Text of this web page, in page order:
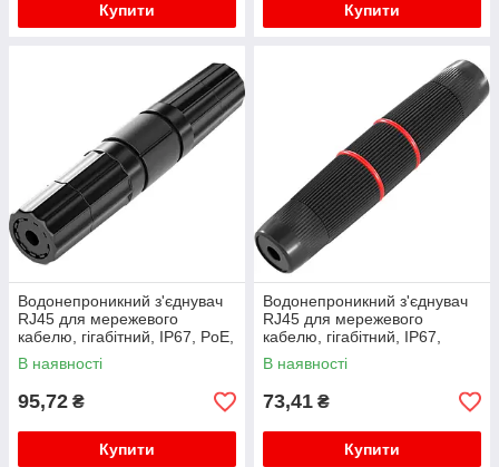
Купити Купити
Водонепроникний з'єднувач
RJ45 для мережевого
кабелю, гігабітний, IP67, PoE,
чорний
В наявності
95,72 ₴
Купити
Водонепроникний з'єднувач
RJ45 для мережевого
кабелю, гігабітний, IP67,
чорний, WDT-IP67ZT/B
В наявності
73,41 ₴
Купити